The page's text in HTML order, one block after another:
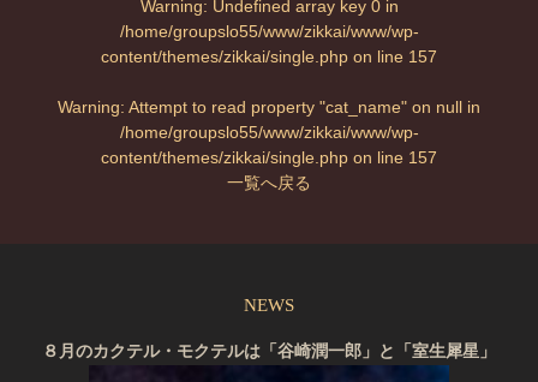
Warning: Undefined array key 0 in
/home/groupslo55/www/zikkai/www/wp-
content/themes/zikkai/single.php on line 157
Warning: Attempt to read property "cat_name" on null in
/home/groupslo55/www/zikkai/www/wp-
content/themes/zikkai/single.php on line 157
一覧へ戻る
NEWS
８月のカクテル・モクテルは「谷崎潤一郎」と「室生犀星」